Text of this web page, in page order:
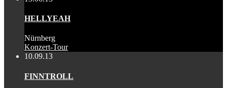
HELLYEAH
Nürnberg
Konzert-Tour
10.09.13
FINNTROLL